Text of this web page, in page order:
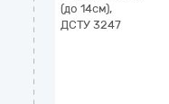
(до 14см),
ДСТУ 3247